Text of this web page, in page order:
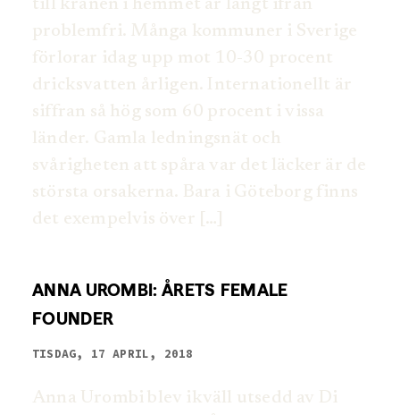
till kranen i hemmet är långt ifrån
problemfri. Många kommuner i Sverige
förlorar idag upp mot 10-30 procent
dricksvatten årligen. Internationellt är
siffran så hög som 60 procent i vissa
länder. Gamla ledningsnät och
svårigheten att spåra var det läcker är de
största orsakerna. Bara i Göteborg finns
det exempelvis över […]
ANNA UROMBI: ÅRETS FEMALE
FOUNDER
TISDAG, 17 APRIL, 2018
Anna Urombi blev ikväll utsedd av Di